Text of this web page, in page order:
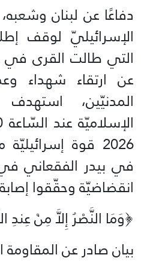
دفاعًا عن لبنان
الإسرائيليّ لوقف
التي طالت القرى
عن ارتقاء شهداء
المدنيّين،
2026 قوة
في بيدر الفقعاني
انقضاضيّة وحقّقوا
﴿وَمَا النَّصْرُ إِلاَّ مِنْ عِندِ
بيان صادر عن المقاومة